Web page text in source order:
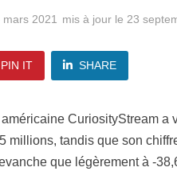
mars 2021 23
PIN IT SHARE
CuriosityStream a
millions, tandis que son
que légèrement à -